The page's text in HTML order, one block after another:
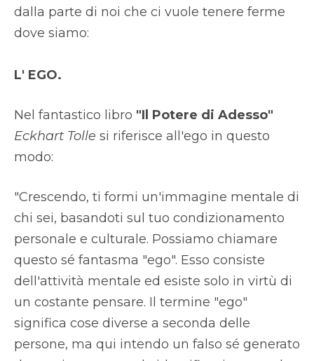
dalla parte di noi che ci vuole tenere ferme
dove siamo:
L' EGO.
Nel fantastico libro "Il Potere di Adesso"
Eckhart Tolle si riferisce all'ego in questo
modo:
"Crescendo, ti formi un'immagine mentale di
chi sei, basandoti sul tuo condizionamento
personale e culturale. Possiamo chiamare
questo sé fantasma "ego". Esso consiste
dell'attività mentale ed esiste solo in virtù di
un costante pensare. Il termine "ego"
significa cose diverse a seconda delle
persone, ma qui intendo un falso sé generato